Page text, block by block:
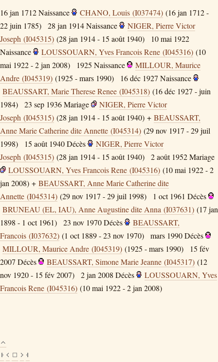
16 jan 1712Naissance CHANO, Louis (I037474) (16 jan 1712 -
22 juin 1785)
28 jan 1914Naissance
NIGER, Pierre Victor
Joseph (I045315) (28 jan 1914 - 15 août 1940)
10 mai 1922
Naissance
LOUSSOUARN, Yves Francois Rene (I045316) (10
mai 1922 - 2 jan 2008)
1925 Naissance
MILLOUR, Maurice
Andre (I045319) (1925 - mars 1990) 16 déc 1927 Naissance
BEAUSSART, Marie Therese Renee (I045318) (16 déc 1927 - juin
1984)
23 sep 1936Mariage
NIGER, Pierre Victor
Joseph (I045315) (28 jan 1914 - 15 août 1940) + BEAUSSART,
Anne Marie Catherine dite Annette (I045314) (29 nov 1917 - 29 juil
1998)
15 août 1940Décès
NIGER, Pierre Victor
Joseph (I045315) (28 jan 1914 - 15 août 1940) 2 août 1952Mariage
LOUSSOUARN, Yves Francois Rene (I045316) (10 mai 1922 - 2
jan 2008) + BEAUSSART, Anne Marie Catherine dite
Annette (I045314) (29 nov 1917 - 29 juil 1998) 1 oct 1961 Décès
BRUNEAU (EL, IAU), Anne Augustine dite Anna (I037631) (17 jan
1898 - 1 oct 1961)
23 nov 1970Décès
BEAUSSART,
Francois (I037632) (1 oct 1889 - 23 nov 1970) mars 1990Décès
MILLOUR, Maurice Andre (I045319) (1925 - mars 1990)
15 fév
2007 Décès BEAUSSART, Simone Marie Jeanne (I045317) (12
nov 1920 - 15 fév 2007)
2 jan 2008 Décès
LOUSSOUARN, Yves
Francois Rene (I045316) (10 mai 1922 - 2 jan 2008)